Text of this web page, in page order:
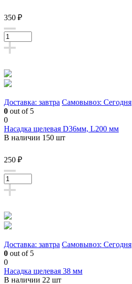
350 ₽
Доставка: завтра Самовывоз: Сегодня
0 out of 5
0
Насадка щелевая D36мм, L200 мм
В наличии 150 шт
250 ₽
Доставка: завтра Самовывоз: Сегодня
0 out of 5
0
Насадка щелевая 38 мм
В наличии 22 шт